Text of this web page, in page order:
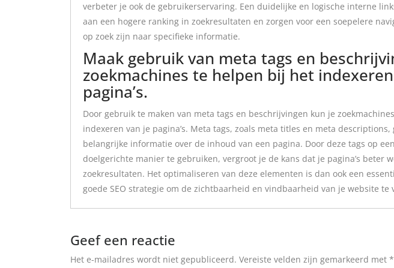
verbeter je ook de gebruikerservaring. Een duidelijke en logische interne
aan een hogere ranking in zoekresultaten en zorgen voor een soepelere
op zoek zijn naar specifieke informatie.
Maak gebruik van meta tags en
zoekmachines te helpen bij het
pagina’s.
Door gebruik te maken van meta tags en beschrijvingen kun je
indexeren van je pagina’s. Meta tags, zoals meta titles en meta descriptions,
belangrijke informatie over de inhoud van een pagina. Door deze tags op
doelgerichte manier te gebruiken, vergroot je de kans dat je pagina’s beter
zoekresultaten. Het optimaliseren van deze elementen is dan ook een
goede SEO strategie om de zichtbaarheid en vindbaarheid van je website te
Geef een reactie
Het e-mailadres wordt niet gepubliceerd. Vereiste velden zijn gemarkeerd met *